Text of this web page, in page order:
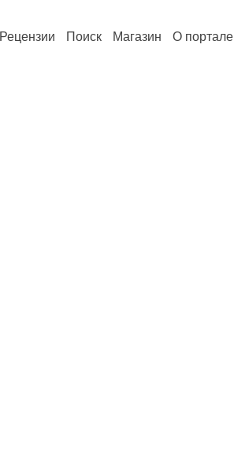
Рецензии Поиск Магазин О портале